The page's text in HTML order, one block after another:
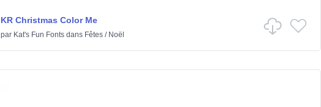
KR Christmas Color Me
par Kat's Fun Fontsdans Fêtes/ Noël